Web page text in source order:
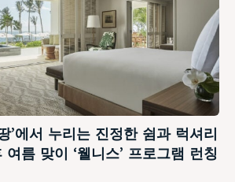
’에서 누리는 진정한 쉼과 럭셔리
름 맞이 ‘웰니스’ 프로그램 런칭